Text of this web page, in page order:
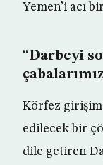
Yemen’i acı
“Darbeyi
Körfez
edilecek bir
dile getiren